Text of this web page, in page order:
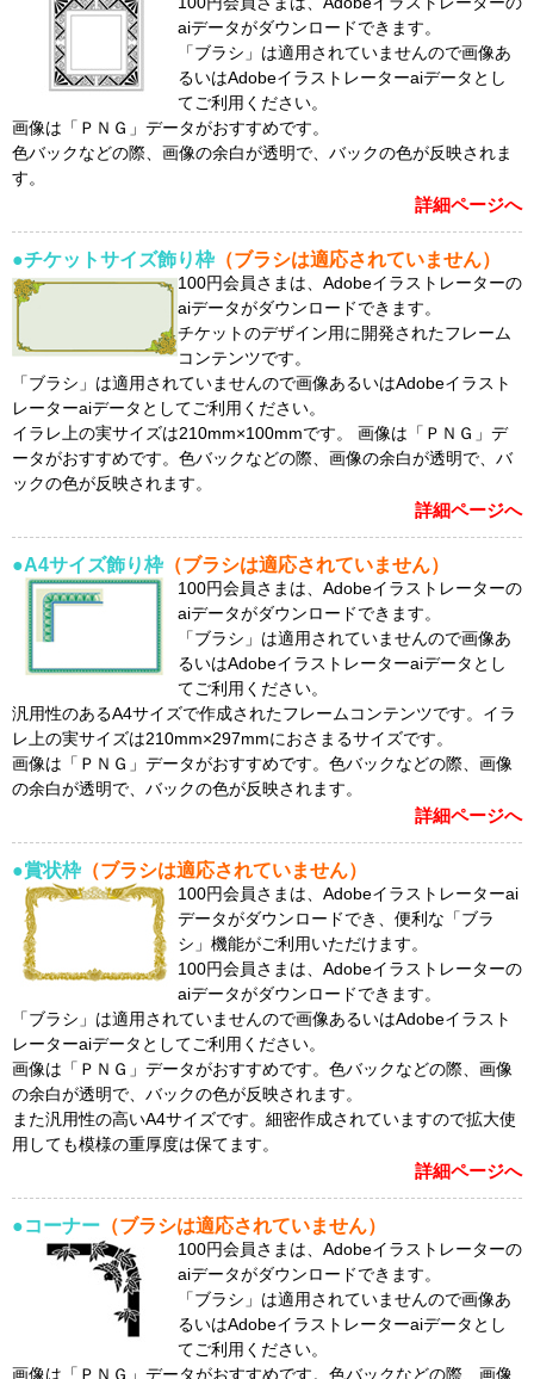
aiデータがダウンロードできます。
「ブラシ」は適用されていませんので画像あ
るいはAdobeイラストレーターaiデータとし
てご利用ください。
画像は「ＰＮＧ」データがおすすめです。
色バックなどの際、画像の余白が透明で、バックの色が反映されま
す。
詳細ページへ
●チケットサイズ飾り枠（ブラシは適応されていません）
100円会員さまは、Adobeイラストレーターの
aiデータがダウンロードできます。
チケットのデザイン用に開発されたフレーム
コンテンツです。
「ブラシ」は適用されていませんので画像あるいはAdobeイラスト
レーターaiデータとしてご利用ください。
イラレ上の実サイズは210mm×100mmです。 画像は「ＰＮＧ」デ
ータがおすすめです。色バックなどの際、画像の余白が透明で、バ
ックの色が反映されます。
詳細ページへ
●A4サイズ飾り枠（ブラシは適応されていません）
100円会員さまは、Adobeイラストレーターの
aiデータがダウンロードできます。
「ブラシ」は適用されていませんので画像あ
るいはAdobeイラストレーターaiデータとし
てご利用ください。
汎用性のあるA4サイズで作成されたフレームコンテンツです。イラ
レ上の実サイズは210mm×297mmにおさまるサイズです。
画像は「ＰＮＧ」データがおすすめです。色バックなどの際、画像
の余白が透明で、バックの色が反映されます。
詳細ページへ
●賞状枠（ブラシは適応されていません）
100円会員さまは、Adobeイラストレーターai
データがダウンロードでき、便利な「ブラ
シ」機能がご利用いただけます。
100円会員さまは、Adobeイラストレーターの
aiデータがダウンロードできます。
「ブラシ」は適用されていませんので画像あるいはAdobeイラスト
レーターaiデータとしてご利用ください。
画像は「ＰＮＧ」データがおすすめです。色バックなどの際、画像
の余白が透明で、バックの色が反映されます。
また汎用性の高いA4サイズです。細密作成されていますので拡大使
用しても模様の重厚度は保てます。
詳細ページへ
●コーナー （ブラシは適応されていません）
100円会員さまは、Adobeイラストレーターの
aiデータがダウンロードできます。
「ブラシ」は適用されていませんので画像あ
るいはAdobeイラストレーターaiデータとし
てご利用ください。
画像は「ＰＮＧ」データがおすすめです。色バックなどの際、画像